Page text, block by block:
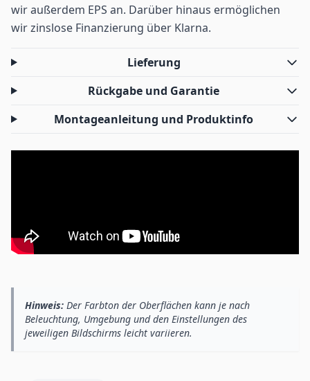
wir außerdem EPS an. Darüber hinaus ermöglichen
wir zinslose Finanzierung über Klarna.
Lieferung
Rückgabe und Garantie
Montageanleitung und Produktinfo
Hinweis: Der Farbton der Oberflächen kann je nach
Beleuchtung, Umgebung und den Einstellungen des
jeweiligen Bildschirms leicht variieren.